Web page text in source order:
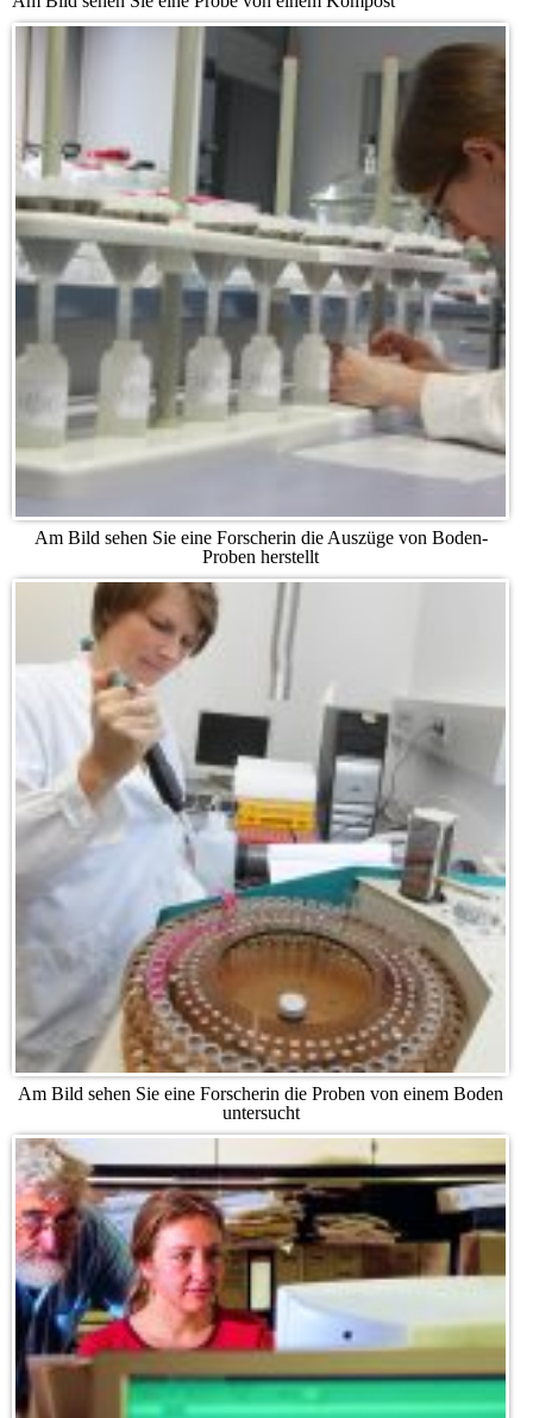
Am Bild sehen Sie eine Forscherin die Auszüge von Boden-
Proben herstellt
Am Bild sehen Sie eine Forscherin die Proben von einem Boden
untersucht